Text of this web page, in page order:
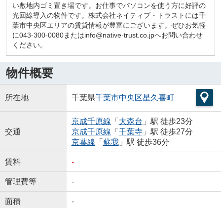
い敷地内ゴミ置き場です。お仕事でパソコンを使う方に好評の
光回線導入の物件です。株式会社ネイティブ・トラストには千
葉市中央区エリアの賃貸情報が豊富にございます。ぜひお気軽
に043-300-0080またはinfo@native-trust.co.jpへお問い合わせ
ください。
物件概要
所在地 千葉県千葉市中央区星久喜町
交通
京成千原線 「 大森台 」駅 徒歩23分
京成千原線 「 千葉寺」駅 徒歩27分
京葉線 「 蘇我」駅 徒歩36分
賃料 -
管理費等 -
面積 -